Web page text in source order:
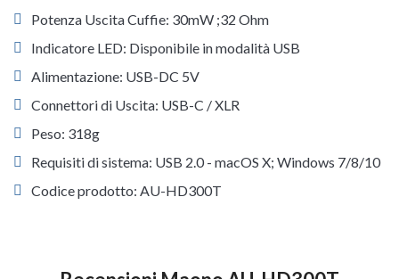
Potenza Uscita Cuffie: 30mW ;32 Ohm
Indicatore LED: Disponibile in modalità USB
Alimentazione: USB-DC 5V
Connettori di Uscita: USB-C / XLR
Peso: 318g
Requisiti di sistema: USB 2.0 - macOS X; Windows 7/8/10
Codice prodotto: AU-HD300T